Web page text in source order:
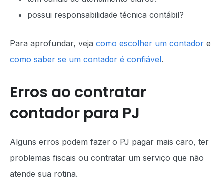
possui responsabilidade técnica contábil?
Para aprofundar, veja como escolher um contador e
como saber se um contador é confiável.
Erros ao contratar
contador para PJ
Alguns erros podem fazer o PJ pagar mais caro, ter
problemas fiscais ou contratar um serviço que não
atende sua rotina.